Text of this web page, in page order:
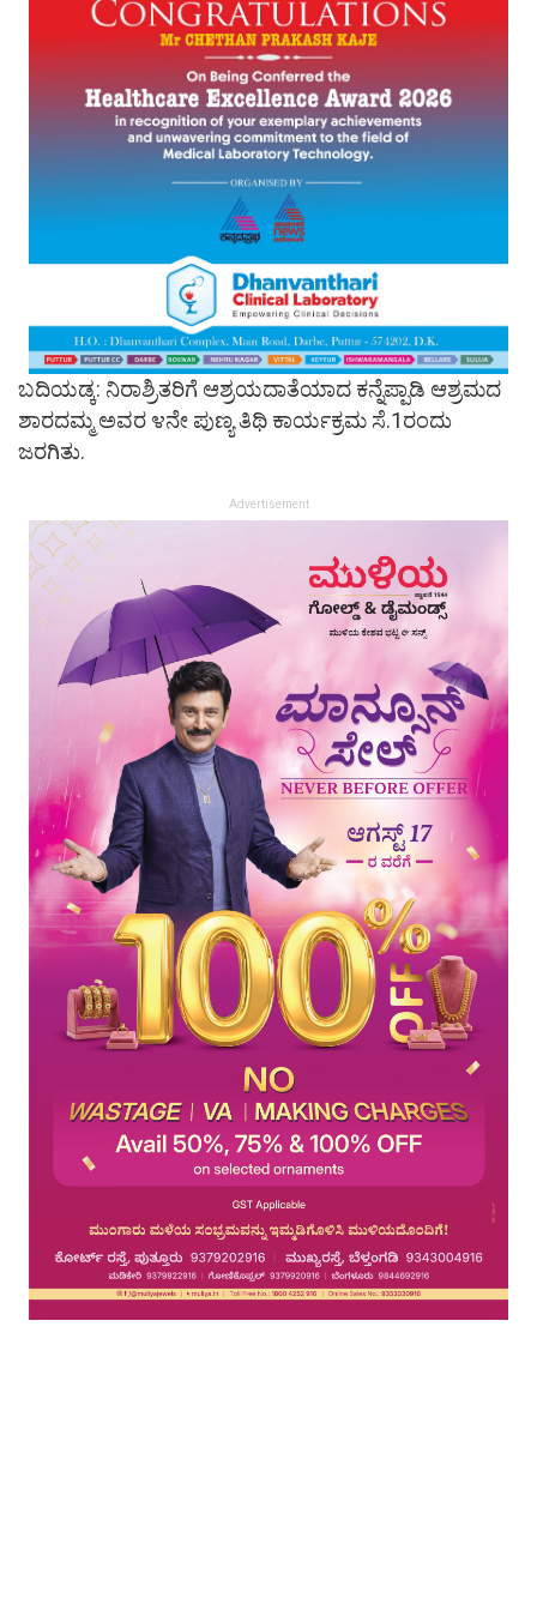
ಬದಿಯಡ್ಕ: ನಿರಾಶ್ರಿತರಿಗೆ ಆಶ್ರಯದಾತೆಯಾದ ಕನ್ನೆಪ್ಪಾಡಿ ಆಶ್ರಮದ
ಶಾರದಮ್ಮ ಅವರ ೪ನೇ ಪುಣ್ಯ ತಿಥಿ ಕಾರ್ಯಕ್ರಮ ಸೆ.1ರಂದು
ಜರಗಿತು.
Advertisement